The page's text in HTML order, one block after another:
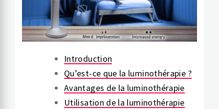
Introduction
Qu’est-ce que la luminothérapie ?
Avantages de la luminothérapie
Utilisation de la luminothérapie